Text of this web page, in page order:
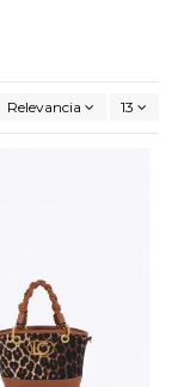
Relevancia 13